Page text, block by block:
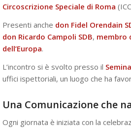
Circoscrizione Speciale di Roma
Presenti anche don Fidel Orendain
don Ricardo Campoli SDB, membro
dell’Europa.
L’incontro si è svolto presso il
uffici ispettoriali, un luogo che ha
Una Comunicazione che
Ogni giornata è iniziata con la